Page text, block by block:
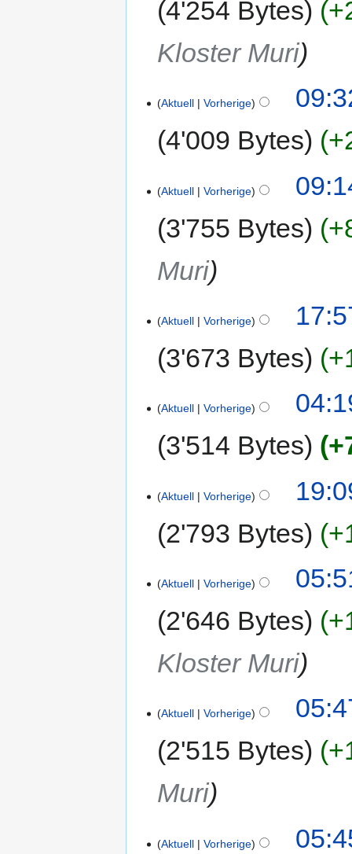
4'254 Bytes
Kloster Muri
Aktuell Vorherige
4'009 Bytes
Aktuell Vorherige
3'755 Bytes
Muri
Aktuell Vorherige
3'673 Bytes
Aktuell Vorherige
3'514 Bytes
Aktuell Vorherige
2'793 Bytes
Aktuell Vorherige
2'646 Bytes
Kloster Muri
Aktuell Vorherige
2'515 Bytes
Muri
Aktuell Vorherige